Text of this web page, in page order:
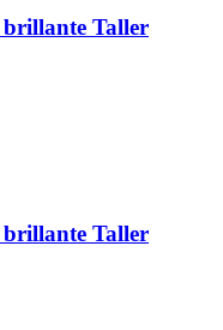
Taller
Taller